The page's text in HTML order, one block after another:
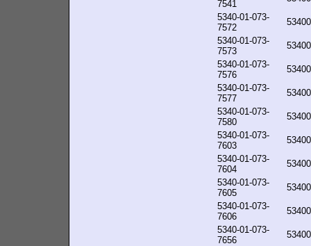
7541
5340-01-073-
7572
5340-01-073-
7573
5340-01-073-
7576
5340-01-073-
7577
5340-01-073-
7580
5340-01-073-
7603
5340-01-073-
7604
5340-01-073-
7605
5340-01-073-
7606
5340-01-073-
7656